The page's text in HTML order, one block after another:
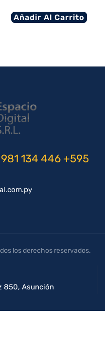
Añadir Al Carrito
134 446 +595
850, Asunción
los derechos reservados.